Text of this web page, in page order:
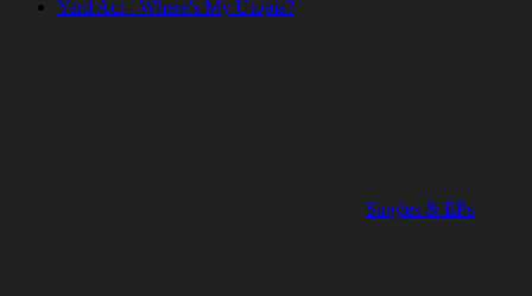
Yard Act - Where's My Utopia?
Singles & EPs